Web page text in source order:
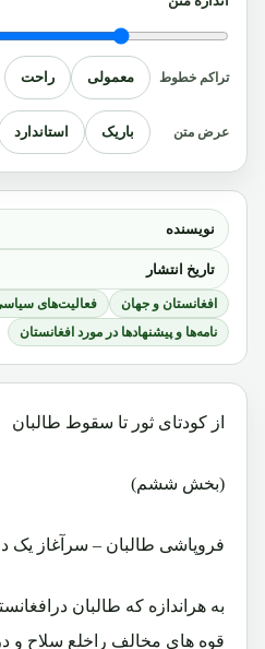
نویسنده
تاریخ انتشار
افغانستان و جهان فعالیت‌های
نامه‌ها و پیشنهادها در مورد افغانستان
از کودتای ثور تا سقوط طالبان
(بخش ششم)
فروپاشی طالبان – سرآغاز یک
به هراندازه که طالبان
قوه های مخالف راخلع سلاح و
تراکم خطوط معمولی راحت
عرض متن باریک استاندارد